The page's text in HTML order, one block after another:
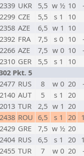
2339 UKR 5,5 w ½ 10
2299 CZE 5,5 s 1
10
2358 AZE 6,5 w 1 10
2392 FRA 7,5 s 0 10
2266 AZE 7,5 w 0 10
2310 GER 5,5 s 1
10
Pkt. 5
2477 RUS 8 w 0 20
2140 AUT 5 s 1 20
2013 TUR 2,5 w 1 20
2438 ROU 6,5 s 1 20
2429 GRE 7,5 w ½ 20
2404 RUS 6,5 s 1 20
2455 TUR 7 w 0 20